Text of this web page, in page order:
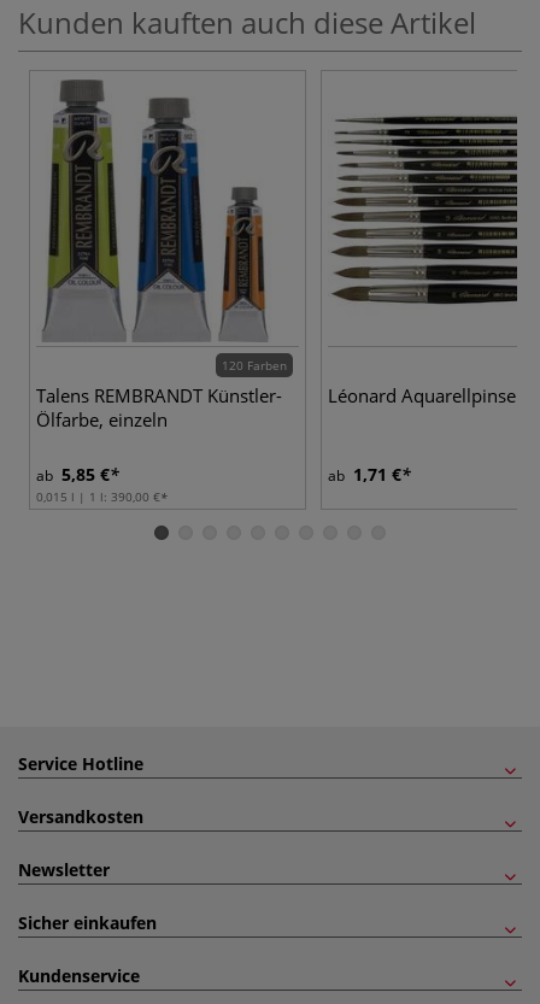
Kunden kauften auch diese Artikel
120 Farben
Talens REMBRANDT Künstler-
Ölfarbe, einzeln
ab 5,85 €
0,015 l | 1 l: 390,00 €
Léonard Aquarellpinsel
ab 1,71 €
Service Hotline
Versandkosten
Newsletter
Sicher einkaufen
Kundenservice